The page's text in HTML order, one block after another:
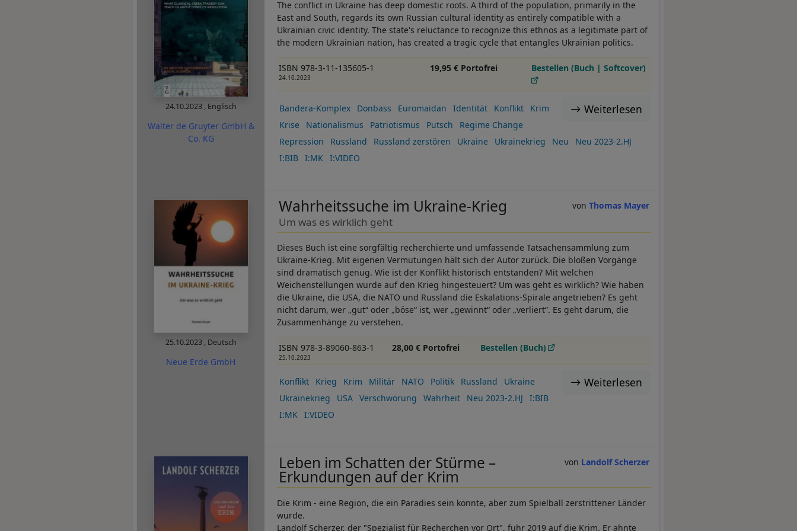
24.10.2023 , Englisch
Walter de Gruyter GmbH &
Co. KG
The conflict in Ukraine has deep domestic roots. A third of the population, primarily in the
East and South, regards its own Russian cultural identity as entirely compatible with a
Ukrainian civic identity. The state's reluctance to recognize this ethnos as a legitimate part of
the modern Ukrainian nation, has created a tragic cycle that entangles Ukrainian politics.
ISBN 978-3-11-135605-1
24.10.2023
19,95 € Portofrei Bestellen (Buch | Softcover)
Weiterlesen
Bandera-Komplex Donbass Euromaidan Identität Konflikt
Krim
Krise
Nationalismus Patriotismus Putsch
Regime Change
Repression
Russland Russland zerstören Ukraine Ukrainekrieg Neu
Neu 2023-2.HJ
I:BIB
I:MK I:VIDEO
25.10.2023 , Deutsch
Neue Erde GmbH
Thomas Mayer
Wahrheitssuche im Ukraine-Krieg
Um was es wirklich geht
Dieses Buch ist eine sorgfältig recherchierte und umfassende Tatsachensammlung zum
Ukraine-Krieg. Mit eigenen Vermutungen hält sich der Autor zurück. Die bloßen Vorgänge
sind dramatisch genug. Wie ist der Konflikt historisch entstanden? Mit welchen
Weichenstellungen wurde auf den Krieg hingesteuert? Um was geht es wirklich? Wie haben
die Ukraine, die USA, die NATO und Russland die Eskalations-Spirale angetrieben? Es geht
nicht darum, wer „gut“ oder „böse“ ist, wer „gewinnt“ oder „verliert“. Es geht darum, die
Zusammenhänge zu verstehen.
ISBN 978-3-89060-863-1
25.10.2023
28,00 € Portofrei Bestellen (Buch)
Weiterlesen
Konflikt Krieg Krim Militär NATO Politik Russland
Ukraine
Ukrainekrieg
USA Verschwörung Wahrheit Neu 2023-2.HJ
I:BIB
I:MK
I:VIDEO
Landolf Scherzer
Leben im Schatten der Stürme –
Erkundungen auf der Krim
Die Krim - eine Region, die ein Paradies sein könnte, aber zum Spielball zerstrittener Länder
wurde.
Landolf Scherzer, der "Spezialist für Recherchen vor Ort", fuhr 2019 auf die Krim. Er ahnte